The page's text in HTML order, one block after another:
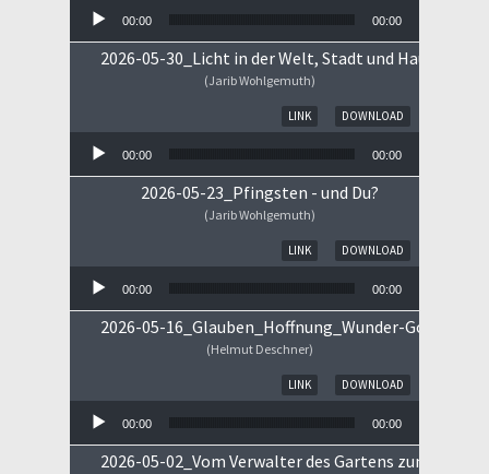
00:00 00:00
2026-05-30_Licht in der Welt, Stadt und Haus
(Jarib Wohlgemuth)
DOWNLOAD
LINK
00:00 00:00
2026-05-23_Pfingsten - und Du?
(Jarib Wohlgemuth)
DOWNLOAD
LINK
00:00 00:00
2026-05-16_Glauben_Hoffnung_Wunder-
(Helmut Deschner)
DOWNLOAD
LINK
00:00 00:00
2026-05-02_Vom Verwalter des Gartens zum